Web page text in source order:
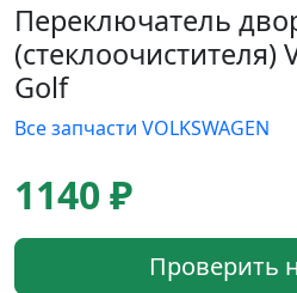
Переключатель
(стеклоочистителя)
Golf
Все запчасти VOLKSWAGEN
1140 ₽
Проверить